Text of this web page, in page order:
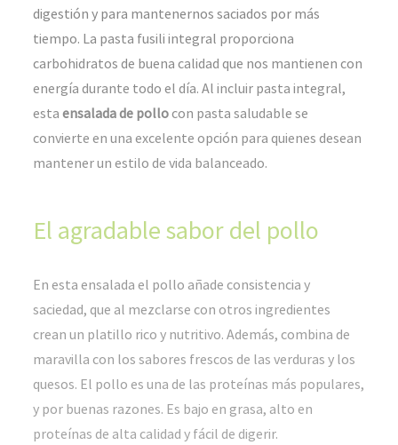
digestión y para mantenernos saciados por más
tiempo. La pasta fusili integral proporciona
carbohidratos de buena calidad que nos mantienen con
energía durante todo el día. Al incluir pasta integral,
estaensalada de pollocon pasta saludable se
convierte en una excelente opción para quienes desean
mantener un estilo de vida balanceado.
El agradable sabor del pollo
En esta ensalada el pollo añade consistencia y
saciedad, que al mezclarse con otros ingredientes
crean un platillo rico y nutritivo. Además, combina de
maravilla con los sabores frescos de las verduras y los
quesos. El pollo es una de las proteínas más populares,
y por buenas razones. Es bajo en grasa, alto en
proteínas de alta calidad y fácil de digerir.